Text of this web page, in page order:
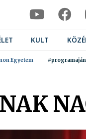
KULT
Egyetem